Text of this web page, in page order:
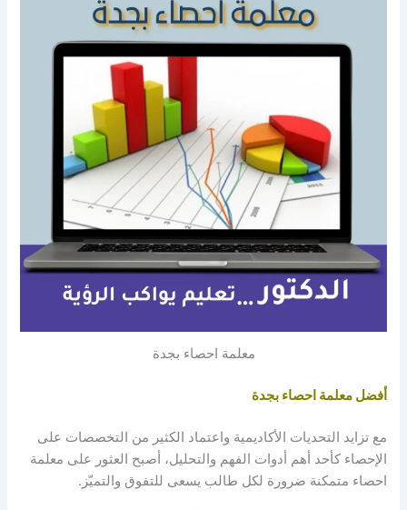
معلمة احصاء بجدة
أفضل معلمة احصاء بجدة
مع تزايد التحديات الأكاديمية واعتماد الكثير من التخصصات على
الإحصاء كأحد أهم أدوات الفهم والتحليل، أصبح العثور على معلمة
احصاء متمكنة ضرورة لكل طالب يسعى للتفوق والتميّز.